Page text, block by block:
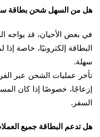
هل من السهل شحن بطاقة سفر
في بعض الأحيان، قد
البطاقة إلكترونيًا، خاصة
سهلة.
تأخر عمليات الشحن عبر
إزعاجًا، خصوصًا إذا كان
السفر.
هل تدعم البطاقة جميع